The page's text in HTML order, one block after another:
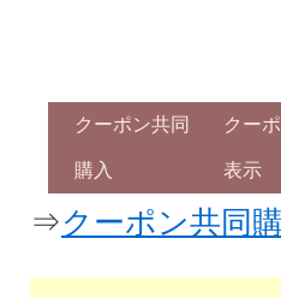
クーポン共同
購入
クー
表示
⇒クーポン共同